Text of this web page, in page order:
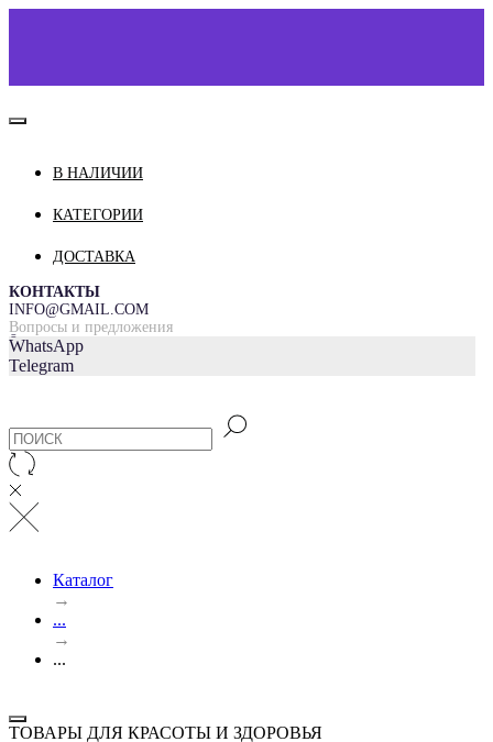
О НАС
ДОСТАВКА И ОПЛАТА
=
В НАЛИЧИИ
КАТЕГОРИИ
ДОСТАВКА
КОНТАКТЫ
INFO@GMAIL.COM
Вопросы и предложения
WhatsApp
Telegram
Каталог
→
...
→
...
ТОВАРЫ ДЛЯ КРАСОТЫ И ЗДОРОВЬЯ